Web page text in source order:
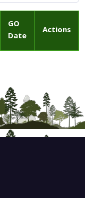
GO
Date
Actions